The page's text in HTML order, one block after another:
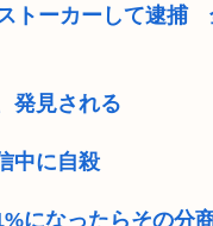
トーカーして逮捕
発見される
中に自殺
になったらその